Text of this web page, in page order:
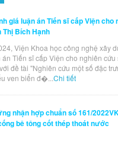
giá luận án Tiến sĩ cấp Viện cho
Thị Bích Hạnh
Viện Khoa học công nghệ xây
Tiến sĩ cấp Viện cho nghiên cứu
đề tài "Nghiên cứu một số đặc
ven biển đ�... Chi tiết
nhận hợp chuẩn số 161/
bê tông cốt thép thoát nước